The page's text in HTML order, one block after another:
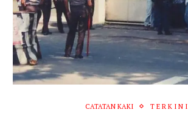
CATATAN KAKI T E R K I N I